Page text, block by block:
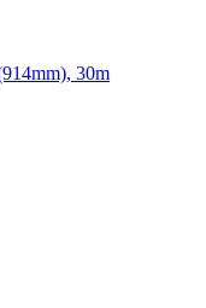
30m